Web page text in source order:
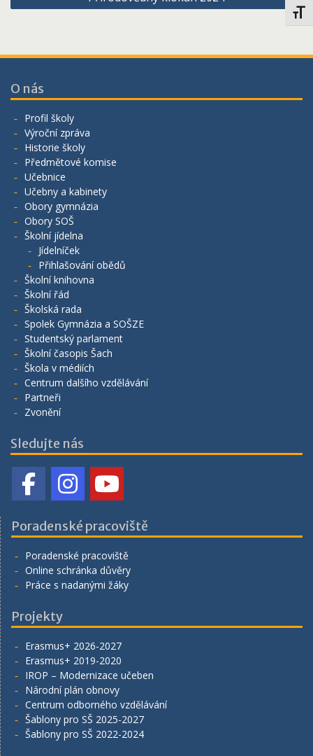
O nás
Profil školy
Výroční zpráva
Historie školy
Předmětové komise
Učebnice
Učebny a kabinety
Obory gymnázia
Obory SOŠ
Školní jídelna
Jídelníček
Přihlašování obědů
Školní knihovna
Školní řád
Školská rada
Spolek Gymnázia a SOŠZE
Studentský parlament
Školní časopis Šach
Škola v médiích
Centrum dalšího vzdělávání
Partneři
Zvonění
Sledujte nás
Poradenské pracoviště
Poradenské pracoviště
Online schránka důvěry
Práce s nadanými žáky
Projekty
Erasmus+ 2026-2027
Erasmus+ 2019-2020
IROP – Modernizace učeben
Národní plán obnovy
Centrum odborného vzdělávání
Šablony pro SŠ 2025-2027
Šablony pro SŠ 2022-2024